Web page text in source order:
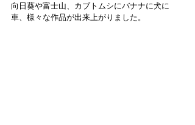
向日葵や富士山、カブトムシにバナナに犬に
車、様々な作品が出来上がりました。